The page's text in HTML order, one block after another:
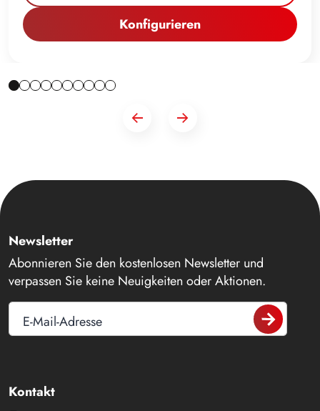
Konfigurieren
Newsletter
Abonnieren Sie den kostenlosen Newsletter und
verpassen Sie keine Neuigkeiten oder Aktionen.
E-Mail-Adresse
Kontakt